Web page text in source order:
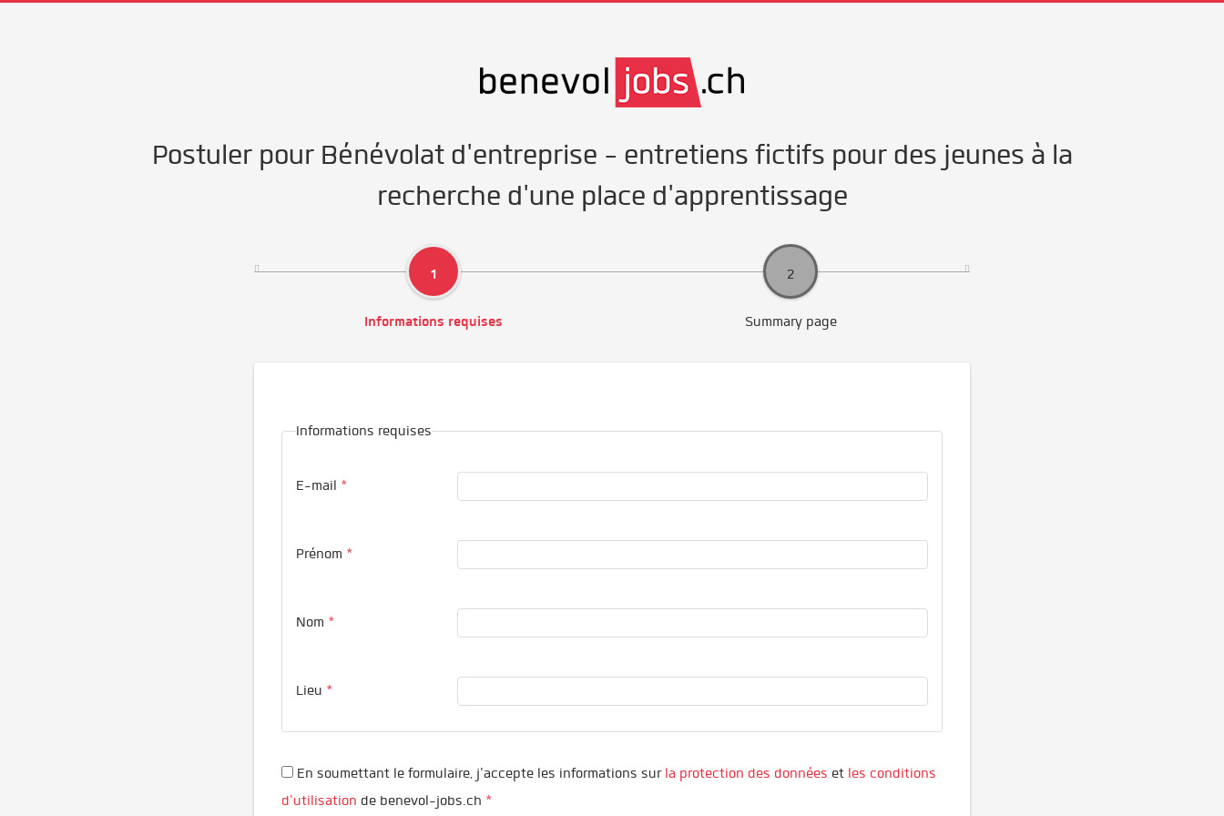
Postuler pour Bénévolat d'entreprise - entretiens fictifs pour des jeunes à la
recherche d'une place d'apprentissage
Informations requises Summary page
Informations requises
E-mail *
Prénom *
Nom *
Lieu *
En soumettant le formulaire, j'accepte les informations sur la protection des données et les conditions
d'utilisation de benevol-jobs.ch *